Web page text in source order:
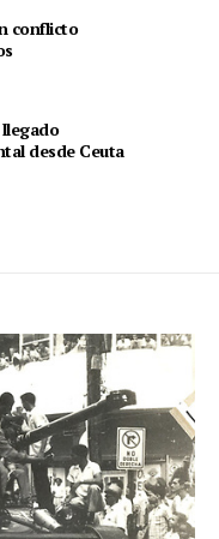
conflicto
desde Ceuta